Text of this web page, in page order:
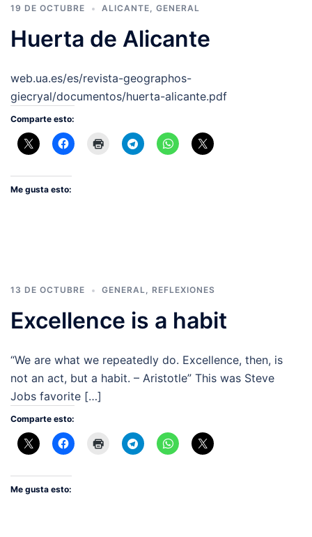
19 DE OCTUBRE ALICANTE, GENERAL
Huerta de Alicante
web.ua.es/es/revista-geographos-
giecryal/documentos/huerta-alicante.pdf
Comparte esto:
Me gusta esto:
13 DE OCTUBRE GENERAL, REFLEXIONES
Excellence is a habit
“We are what we repeatedly do. Excellence, then, is
not an act, but a habit. – Aristotle” This was Steve
Jobs favorite […]
Comparte esto:
Me gusta esto: